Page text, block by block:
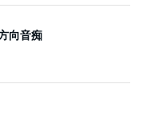
向音痴